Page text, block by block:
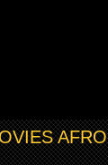
AFRO